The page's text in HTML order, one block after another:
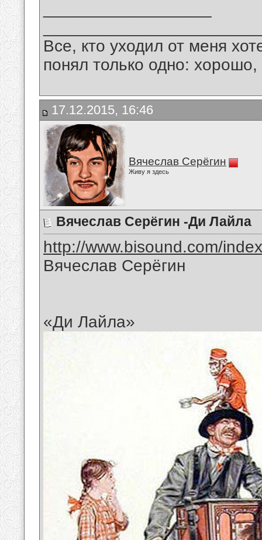
Все, кто уходил от меня
понял только одно:
17.12.2015, 16:46
Вячеслав Серёгин
Живу я здесь
Вячеслав Серёгин -Ди Лайла
http://www.bisound.com/
Вячеслав Серёгин
«Ди Лайла»